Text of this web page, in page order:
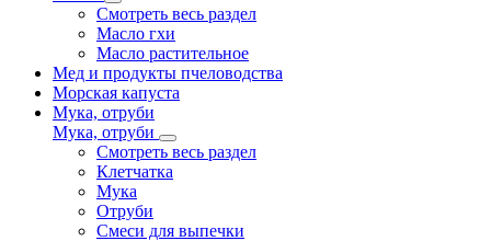
Смотреть весь раздел
Масло гхи
Масло растительное
Мед и продукты пчеловодства
Морская капуста
Мука, отруби
Мука, отруби
Смотреть весь раздел
Клетчатка
Мука
Отруби
Смеси для выпечки